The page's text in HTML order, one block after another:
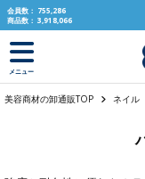
text.skipToContent
text.skipToNavigation
会員数： 755,286
商品数： 3,918,066
メニュー
美容商材の卸通販TOP ネイル